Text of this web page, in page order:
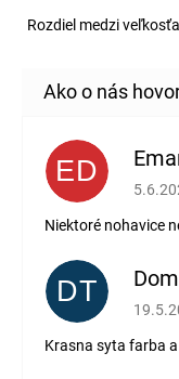
Rozdiel medzi
ED
Niektoré nohavice
DT
Krasna syta farba